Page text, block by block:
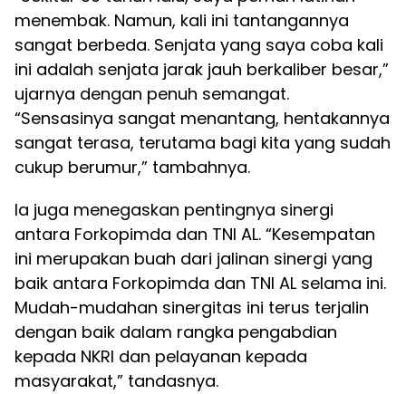
menembak. Namun, kali ini tantangannya
sangat berbeda. Senjata yang saya coba kali
ini adalah senjata jarak jauh berkaliber besar,”
ujarnya dengan penuh semangat.
“Sensasinya sangat menantang, hentakannya
sangat terasa, terutama bagi kita yang sudah
cukup berumur,” tambahnya.
Ia juga menegaskan pentingnya sinergi
antara Forkopimda dan TNI AL. “Kesempatan
ini merupakan buah dari jalinan sinergi yang
baik antara Forkopimda dan TNI AL selama ini.
Mudah-mudahan sinergitas ini terus terjalin
dengan baik dalam rangka pengabdian
kepada NKRI dan pelayanan kepada
masyarakat,” tandasnya.